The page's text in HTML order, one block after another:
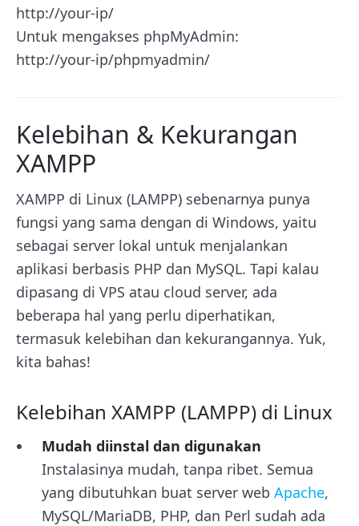
http://your-ip/
Untuk mengakses phpMyAdmin:
http://your-ip/phpmyadmin/
Kelebihan & Kekurangan
XAMPP
XAMPP di Linux (LAMPP) sebenarnya punya
fungsi yang sama dengan di Windows, yaitu
sebagai server lokal untuk menjalankan
aplikasi berbasis PHP dan MySQL. Tapi kalau
dipasang di VPS atau cloud server, ada
beberapa hal yang perlu diperhatikan,
termasuk kelebihan dan kekurangannya. Yuk,
kita bahas!
Kelebihan XAMPP (LAMPP) di Linux
Mudah diinstal dan digunakan
Instalasinya mudah, tanpa ribet. Semua
yang dibutuhkan buat server web Apache,
MySQL/MariaDB, PHP, dan Perl sudah ada